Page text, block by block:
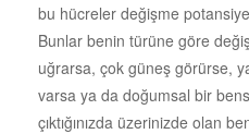
bu hücreler değişme
Bunlar benin türüne göre
uğrarsa, çok güneş görürse,
varsa ya da doğumsal bir
çıktığınızda üzerinizde olan